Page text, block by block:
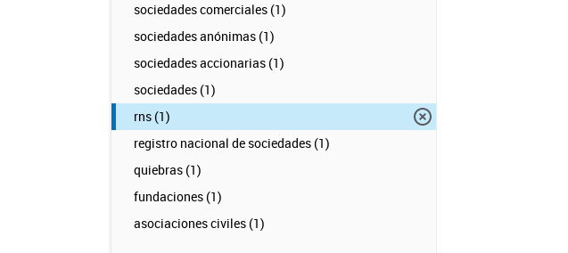
sociedades comerciales (1)
sociedades anónimas (1)
sociedades accionarias (1)
sociedades (1)
rns (1)
registro nacional de sociedades (1)
quiebras (1)
fundaciones (1)
asociaciones civiles (1)